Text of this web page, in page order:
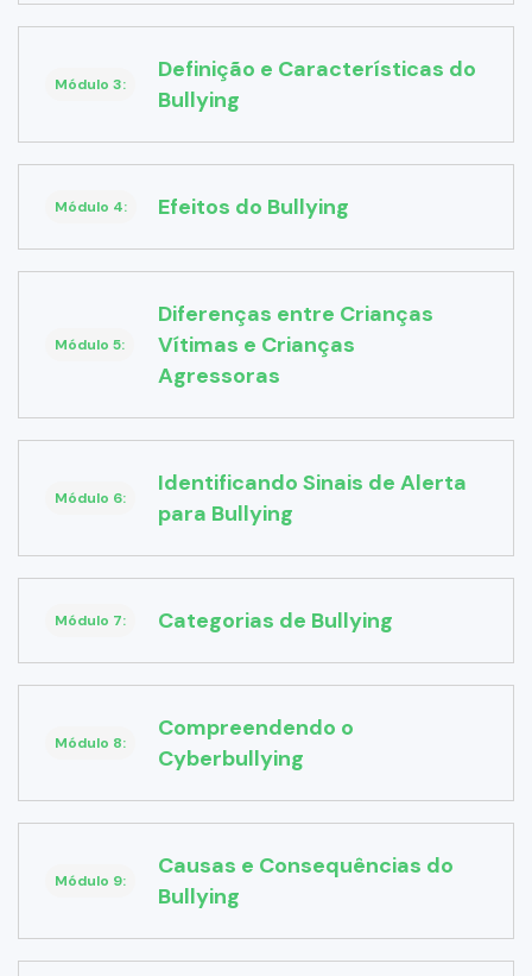
Módulo 3:
Definição e Características do
Bullying
Módulo 4: Efeitos do Bullying
Módulo 5:
Diferenças entre Crianças
Vítimas e Crianças
Agressoras
Módulo 6:
Identificando Sinais de Alerta
para Bullying
Módulo 7: Categorias de Bullying
Módulo 8:
Compreendendo o
Cyberbullying
Módulo 9:
Causas e Consequências do
Bullying